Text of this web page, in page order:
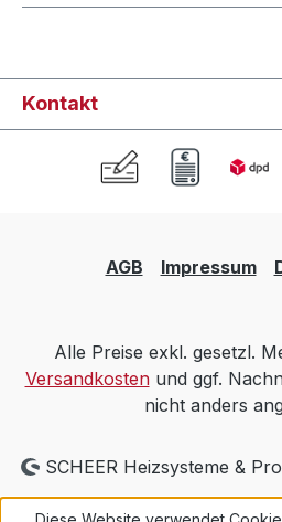
Kontakt
AGB Impressum
Alle Preise exkl. gesetzl.
Versandkostenund ggf.
nicht anders
SCHEER Heizsysteme &